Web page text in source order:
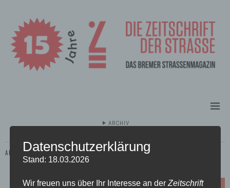
ARCHIV
ALLE ARTIKEL MIT DEM SCHLAGWORT:WINTERMARKT
Datenschutzerklärung
Stand: 18.03.2026
Wir freuen uns über Ihr Interesse an der Zeitschrift